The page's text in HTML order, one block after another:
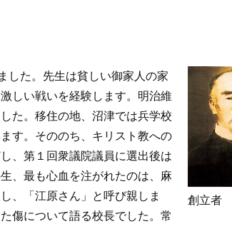
した。先生は貧しい御家人の家
しい戦いを経験します。明治維
た。移住の地、沼津では兵学校
す。そののち、キリスト教への
、第１回衆議院議員に選出後は
、最も心血を注がれたのは、麻
、「江原さん」と呼び親しま
傷について語る校長でした。常
創立者